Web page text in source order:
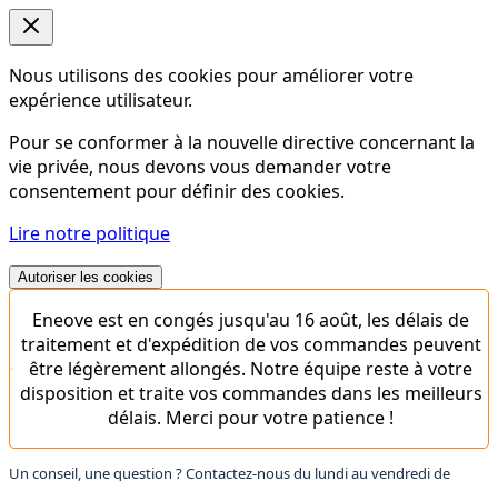
Nous utilisons des cookies pour améliorer votre
expérience utilisateur.
Pour se conformer à la nouvelle directive concernant la
vie privée, nous devons vous demander votre
consentement pour définir des cookies.
Lire notre politique
Autoriser les cookies
Eneove est en congés jusqu'au 16 août, les délais de
traitement et d'expédition de vos commandes peuvent
être légèrement allongés. Notre équipe reste à votre
disposition et traite vos commandes dans les meilleurs
délais. Merci pour votre patience !
Un conseil, une question ? Contactez-nous du lundi au vendredi de